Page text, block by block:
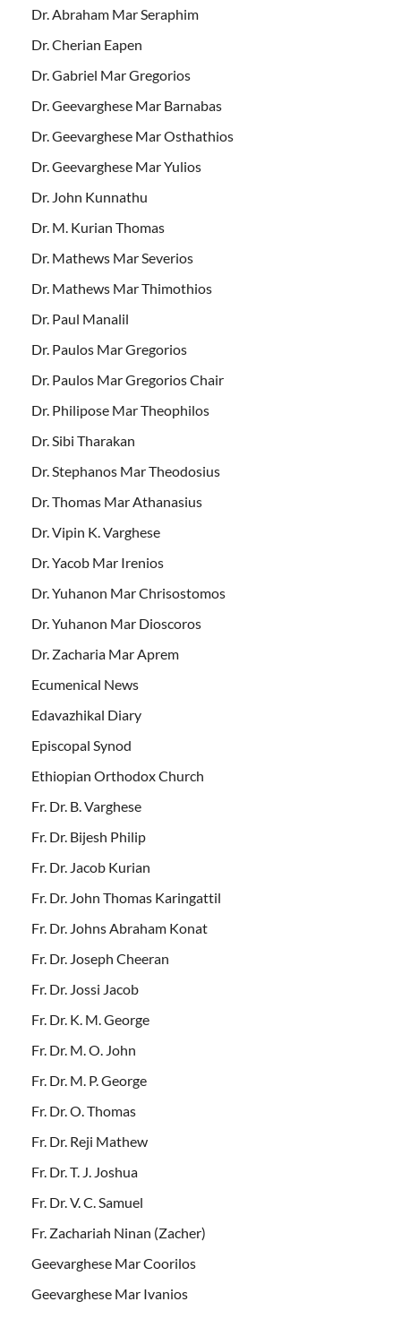
Dr. Abraham Mar Seraphim
Dr. Cherian Eapen
Dr. Gabriel Mar Gregorios
Dr. Geevarghese Mar Barnabas
Dr. Geevarghese Mar Osthathios
Dr. Geevarghese Mar Yulios
Dr. John Kunnathu
Dr. M. Kurian Thomas
Dr. Mathews Mar Severios
Dr. Mathews Mar Thimothios
Dr. Paul Manalil
Dr. Paulos Mar Gregorios
Dr. Paulos Mar Gregorios Chair
Dr. Philipose Mar Theophilos
Dr. Sibi Tharakan
Dr. Stephanos Mar Theodosius
Dr. Thomas Mar Athanasius
Dr. Vipin K. Varghese
Dr. Yacob Mar Irenios
Dr. Yuhanon Mar Chrisostomos
Dr. Yuhanon Mar Dioscoros
Dr. Zacharia Mar Aprem
Ecumenical News
Edavazhikal Diary
Episcopal Synod
Ethiopian Orthodox Church
Fr. Dr. B. Varghese
Fr. Dr. Bijesh Philip
Fr. Dr. Jacob Kurian
Fr. Dr. John Thomas Karingattil
Fr. Dr. Johns Abraham Konat
Fr. Dr. Joseph Cheeran
Fr. Dr. Jossi Jacob
Fr. Dr. K. M. George
Fr. Dr. M. O. John
Fr. Dr. M. P. George
Fr. Dr. O. Thomas
Fr. Dr. Reji Mathew
Fr. Dr. T. J. Joshua
Fr. Dr. V. C. Samuel
Fr. Zachariah Ninan (Zacher)
Geevarghese Mar Coorilos
Geevarghese Mar Ivanios